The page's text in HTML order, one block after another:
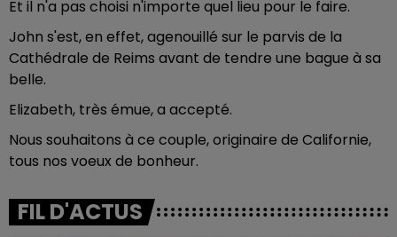
Et il n'a pas choisi n'importe quel lieu pour le faire.
John s'est, en effet, agenouillé sur le parvis de la
Cathédrale de Reims avant de tendre une bague à sa
belle.
Elizabeth, très émue, a accepté.
Nous souhaitons à ce couple, originaire de Californie,
tous nos voeux de bonheur.
FIL D'ACTUS